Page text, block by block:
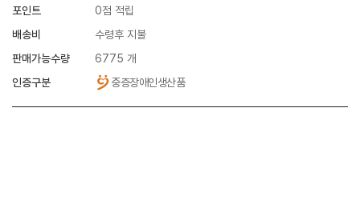
포인트
0점 적립
배송비
수령후 지불
판매가능수량
6775 개
인증구분
중증장애인생산품